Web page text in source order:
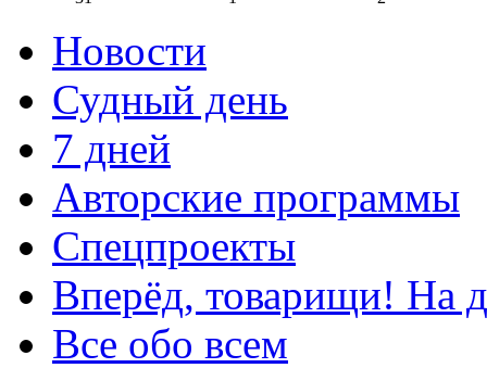
Новости
Судный день
7 дней
Авторские программы
Спецпроекты
Вперёд, товарищи! На
Все обо всем